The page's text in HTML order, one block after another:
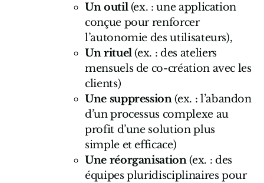
Un outil(ex. : une application
conçue pour renforcer
l’autonomie des utilisateurs),
Un rituel(ex. : des ateliers
mensuels de co-création avec les
clients)
Une suppression(ex. : l’abandon
d’un processus complexe au
profit d’une solution plus
simple et efficace)
Une réorganisation(ex. : des
équipes pluridisciplinaires pour